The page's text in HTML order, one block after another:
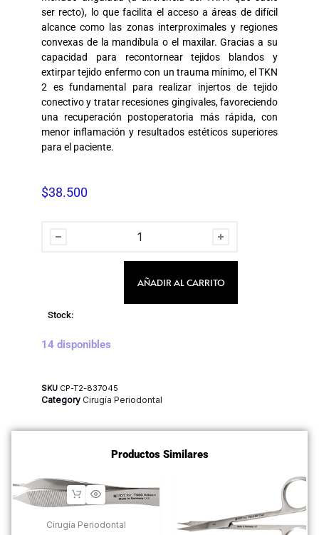
ser recto), lo que facilita el acceso a áreas de difícil
alcance como las zonas interproximales y regiones
convexas de la mandíbula o el maxilar. Gracias a su
capacidad para recontornear tejidos blandos y
extirpar tejido enfermo con un trauma mínimo, el TKN
2 es fundamental para realizar injertos de tejido
conectivo y tratar recesiones gingivales, favoreciendo
una recuperación postoperatoria más rápida, con
menor inflamación y resultados estéticos superiores
para el paciente.
$38.500
AÑADIR AL CARRITO
Stock:
14 disponibles
SKU CP-T2-837045
Category Cirugía Periodontal
Productos Similares
Cirugía Periodontal